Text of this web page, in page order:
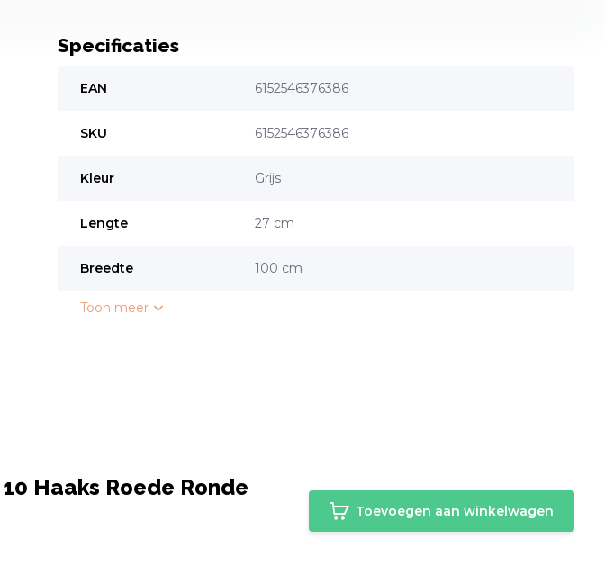
Specificaties
EAN 6152546376386
SKU 6152546376386
Kleur Grijs
Lengte 27 cm
Breedte 100 cm
Toon meer
Haaks Roede Ronde
Toevoegen aan winkelwagen